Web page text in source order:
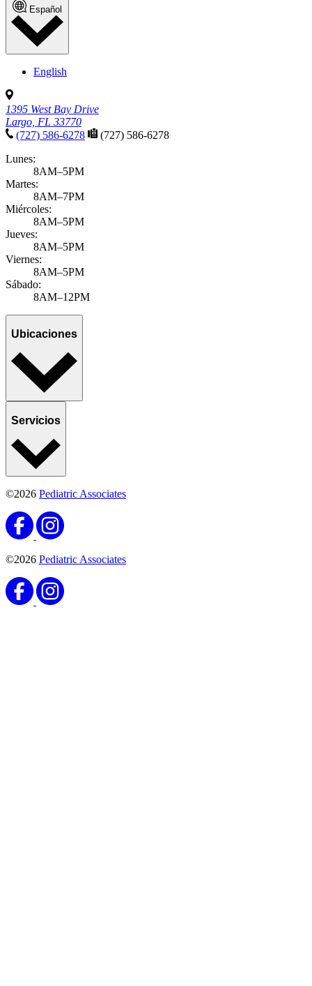
Español
English
1395 West Bay Drive
Largo, FL 33770
(727) 586-6278
(727) 586-6278
Lunes:
8AM–5PM
Martes:
8AM–7PM
Miércoles:
8AM–5PM
Jueves:
8AM–5PM
Viernes:
8AM–5PM
Sábado:
8AM–12PM
Ubicaciones
Servicios
©2026 Pediatric Associates
©2026 Pediatric Associates